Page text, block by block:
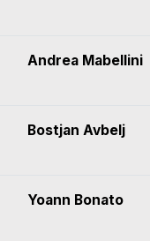
Andrea Mabellini
Bostjan Avbelj
Yoann Bonato